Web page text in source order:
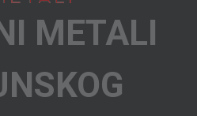
METALI